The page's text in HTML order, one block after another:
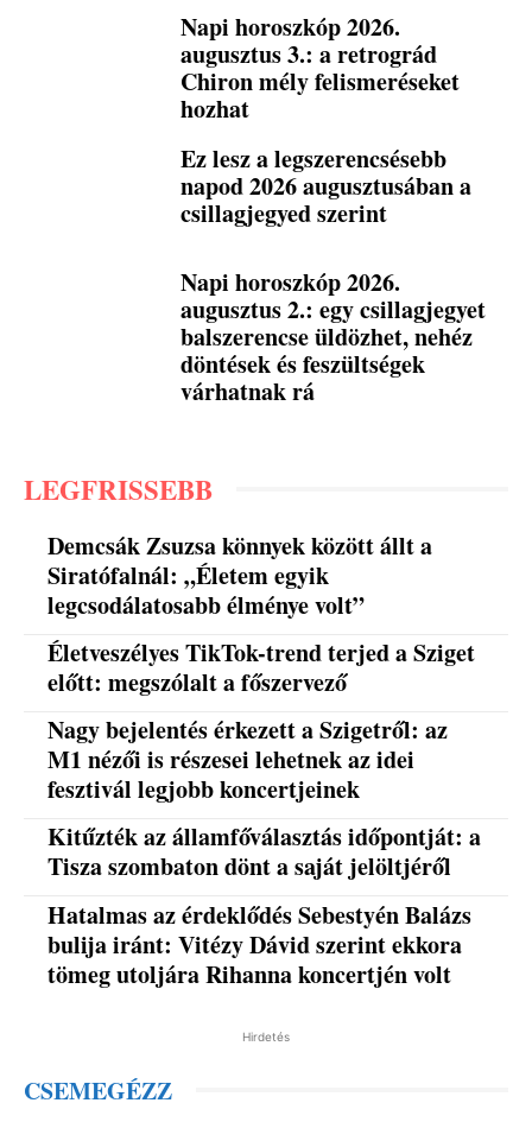
Napi horoszkóp 2026.
augusztus 3.: a retrográd
Chiron mély felismeréseket
hozhat
Ez lesz a legszerencsésebb
napod 2026 augusztusában a
csillagjegyed szerint
Napi horoszkóp 2026.
augusztus 2.: egy csillagjegyet
balszerencse üldözhet, nehéz
döntések és feszültségek
várhatnak rá
LEGFRISSEBB
Demcsák Zsuzsa könnyek között állt a
Siratófalnál: „Életem egyik
legcsodálatosabb élménye volt”
Életveszélyes TikTok-trend terjed a Sziget
előtt: megszólalt a főszervező
Nagy bejelentés érkezett a Szigetről: az
M1 nézői is részesei lehetnek az idei
fesztivál legjobb koncertjeinek
Kitűzték az államfőválasztás időpontját: a
Tisza szombaton dönt a saját jelöltjéről
Hatalmas az érdeklődés Sebestyén Balázs
bulija iránt: Vitézy Dávid szerint ekkora
tömeg utoljára Rihanna koncertjén volt
Hirdetés
CSEMEGÉZZ